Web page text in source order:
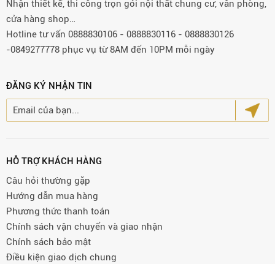
Nhận thiết kế, thi công trọn gói nội thất chung cư, văn phòng,
cửa hàng shop…
Hotline tư vấn 0888830106 - 0888830116 - 0888830126
-0849277778 phục vụ từ 8AM đến 10PM mỗi ngày
ĐĂNG KÝ NHẬN TIN
HỖ TRỢ KHÁCH HÀNG
Câu hỏi thường gặp
Hướng dẫn mua hàng
Phương thức thanh toán
Chính sách vận chuyển và giao nhận
Chính sách bảo mật
Điều kiện giao dịch chung